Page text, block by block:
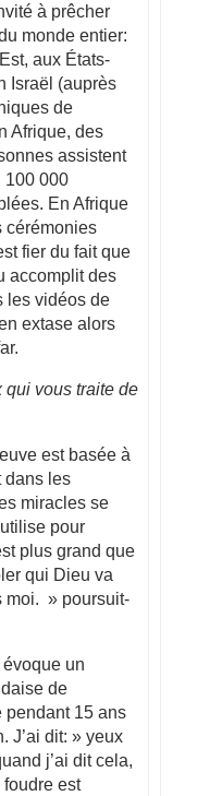
à prêcher
monde entier:
aux États-
Israël (auprès
de
Afrique, des
assistent
100 000
En Afrique
cérémonies
fier du fait que
accomplit des
les vidéos de
extase alors
qui vous traite de
est basée à
dans les
miracles se
pour
plus grand que
qui Dieu va
moi. » poursuit-
un
de
pendant 15 ans
J’ai dit: » yeux
j’ai dit cela,
foudre est